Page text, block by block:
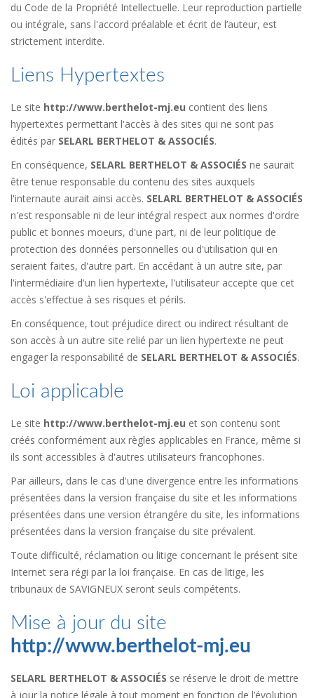
du Code de la Propriété Intellectuelle. Leur reproduction partielle
ou intégrale, sans l'accord préalable et écrit de l’auteur, est
strictement interdite.
Liens Hypertextes
Le site http://www.berthelot-mj.eu contient des liens
hypertextes permettant l'accès à des sites qui ne sont pas
édités par SELARL BERTHELOT & ASSOCIÉS.
En conséquence, SELARL BERTHELOT & ASSOCIÉS ne saurait
être tenue responsable du contenu des sites auxquels
l'internaute aurait ainsi accès. SELARL BERTHELOT & ASSOCIÉS
n'est responsable ni de leur intégral respect aux normes d'ordre
public et bonnes moeurs, d'une part, ni de leur politique de
protection des données personnelles ou d'utilisation qui en
seraient faites, d'autre part. En accédant à un autre site, par
l'intermédiaire d'un lien hypertexte, l'utilisateur accepte que cet
accès s'effectue à ses risques et périls.
En conséquence, tout préjudice direct ou indirect résultant de
son accès à un autre site relié par un lien hypertexte ne peut
engager la responsabilité de SELARL BERTHELOT & ASSOCIÉS.
Loi applicable
Le site http://www.berthelot-mj.eu et son contenu sont
créés conformément aux règles applicables en France, même si
ils sont accessibles à d'autres utilisateurs francophones.
Par ailleurs, dans le cas d'une divergence entre les informations
présentées dans la version française du site et les informations
présentées dans une version étrangére du site, les informations
présentées dans la version française du site prévalent.
Toute difficulté, réclamation ou litige concernant le présent site
Internet sera régi par la loi française. En cas de litige, les
tribunaux de SAVIGNEUX seront seuls compétents.
Mise à jour du site
http://www.berthelot-mj.eu
SELARL BERTHELOT & ASSOCIÉS se réserve le droit de mettre
à jour la notice légale à tout moment en fonction de l’évolution